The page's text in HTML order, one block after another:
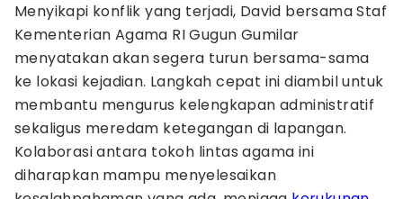
Menyikapi konflik yang terjadi, David bersama Staf
Kementerian Agama RI Gugun Gumilar
menyatakan akan segera turun bersama-sama
ke lokasi kejadian. Langkah cepat ini diambil untuk
membantu mengurus kelengkapan administratif
sekaligus meredam ketegangan di lapangan.
Kolaborasi antara tokoh lintas agama ini
diharapkan mampu menyelesaikan